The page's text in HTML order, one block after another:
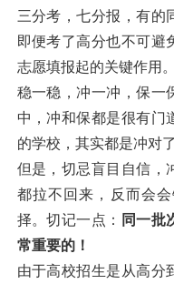
三分考，七分报，有的
即便考了高分也不可避
志愿填报起的关键作用。
稳一稳，冲一冲，保一
中，冲和保都是很有门
的学校，其实都是冲对
但是，切忌盲目自信，
都拉不回来，反而会
择。切记一点：
同一批
常重要的！
由于高校招生是从高分